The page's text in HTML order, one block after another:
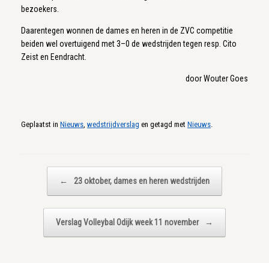
bezoekers.
Daarentegen wonnen de dames en heren in de ZVC competitie
beiden wel overtuigend met 3–0 de wedstrijden tegen resp. Cito
Zeist en Eendracht.
door Wouter Goes
Geplaatst in Nieuws wedstrijdverslag en getagd met Nieuws
← 23 oktober, dames en heren wedstrijden
Verslag Volleybal Odijk week 11 november →